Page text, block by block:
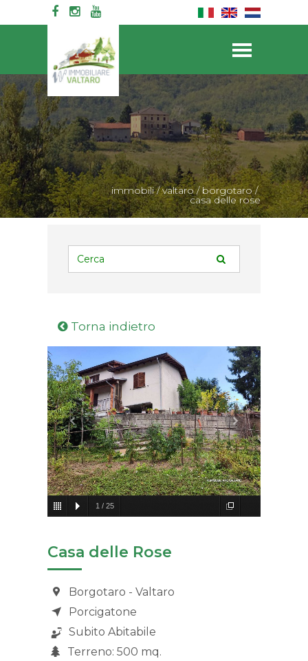
immobili/valtaro/borgotaro/
casa delle rose
Torna indietro
1 / 25
Casa delle Rose
Borgotaro - Valtaro
Porcigatone
Subito Abitabile
Terreno: 500 mq.